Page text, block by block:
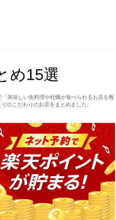
め15選
美味しい魚料理や牡蠣が食べられるお店を教
のこだわりのお店をまとめました。